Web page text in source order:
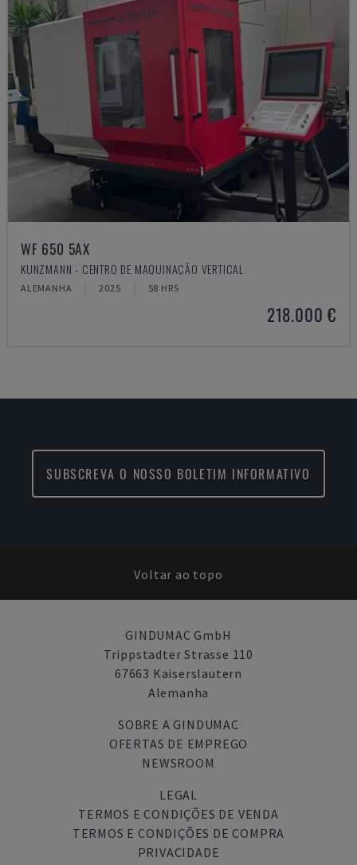
WF 650 5AX
KUNZMANN - CENTRO DE MAQUINAÇÃO VERTICAL
ALEMANHA 2025 58 HRS
218.000 €
SUBSCREVA O NOSSO BOLETIM INFORMATIVO
Voltar ao topo
GINDUMAC GmbH
Trippstadter Strasse 110
67663 Kaiserslautern
Alemanha
SOBRE A GINDUMAC
OFERTAS DE EMPREGO
NEWSROOM
LEGAL
TERMOS E CONDIÇÕES DE VENDA
TERMOS E CONDIÇÕES DE COMPRA
PRIVACIDADE